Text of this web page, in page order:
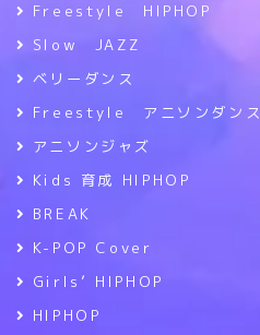
Freestyle HIPHOP
Slow JAZZ
ベリーダンス
Freestyle アニソンダンス
アニソンジャズ
Kids 育成 HIPHOP
BREAK
K-POP Cover
Girls’ HIPHOP
HIPHOP